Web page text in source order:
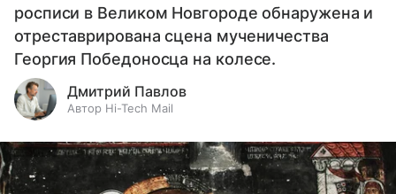
росписи в Великом Новгороде обнаружена и
отреставрирована сцена мученичества
Георгия Победоносца на колесе.
Дмитрий Павлов
Автор Hi-Tech Mail